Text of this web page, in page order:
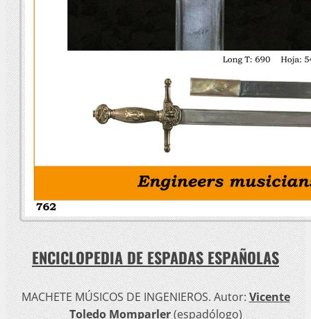
ENCICLOPEDIA DE ESPADAS ESPAÑOLAS
MACHETE MÚSICOS DE INGENIEROS. Autor:Vicente
Toledo Momparler(espadólogo)